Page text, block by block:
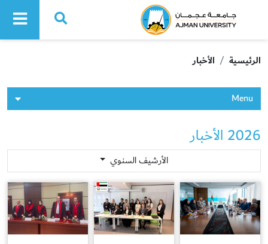
Ajman University
الرئيسية الأخبار
Menu
2026 الأخبار
الأرشيف السنوي